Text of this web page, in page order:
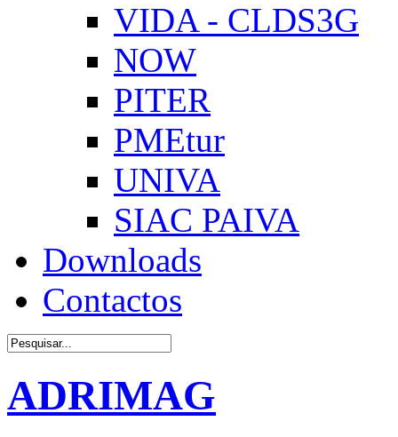
VIDA - CLDS3G
NOW
PITER
PMEtur
UNIVA
SIAC PAIVA
Downloads
Contactos
ADRIMAG